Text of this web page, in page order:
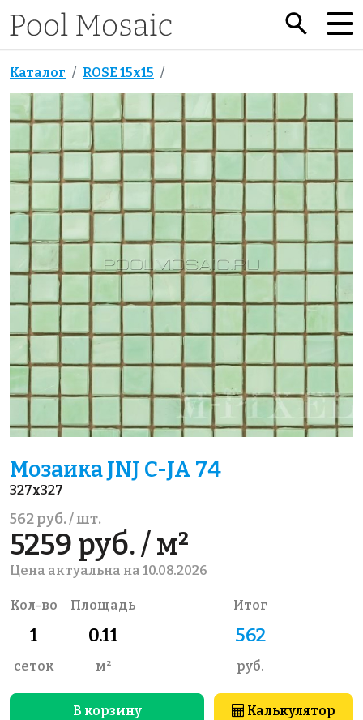
Каталог ROSE 15x15
Мозаика JNJ C-JA 74
327x327
562 руб. / шт.
5259 руб. / м²
Цена актуальна на 10.08.2026
Кол-во
сеток
Площадь
м²
Итог
руб.
В корзину Калькулятор